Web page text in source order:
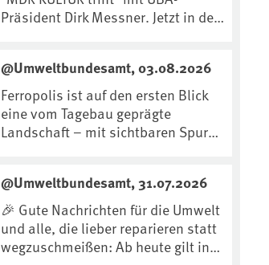
Präsident Dirk Messner. Jetzt in der
t/trifft/dirk-messner-audio-
100.html
@Umweltbundesamt, 03.08.2026
Ferropolis ist auf den ersten Blick
eine vom Tagebau geprägte
Landschaft – mit sichtbaren Spuren
Boden. Doch diese Landschaft
erzählt mehr als nur ihre
bergbauliche Vergangenheit. Hier
lässt sich beobachten, wie sich aus
Kippenflächen lebendige Böden
@Umweltbundesamt, 31.07.2026
🎉 Gute Nachrichten für die Umwelt
und alle, die lieber reparieren statt
wegzuschmeißen: Ab heute gilt in